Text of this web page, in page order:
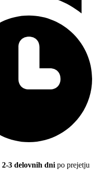
2-3 delovnih dni po prejetju